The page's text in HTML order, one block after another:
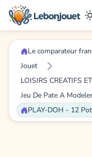
Le comparateur
Jouet
LOISIRS CREATIFS
Jeu De Pate A Modeler
PLAY-DOH - 12